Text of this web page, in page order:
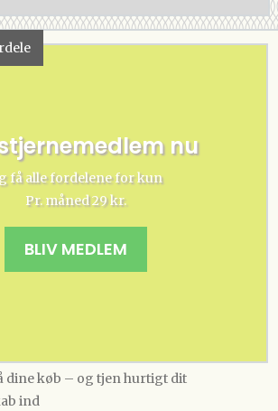
nu
få alle fordelene for kun
Pr. måned 29 kr.
BLIV MEDLEM
dine køb – og tjen hurtigt dit
ind